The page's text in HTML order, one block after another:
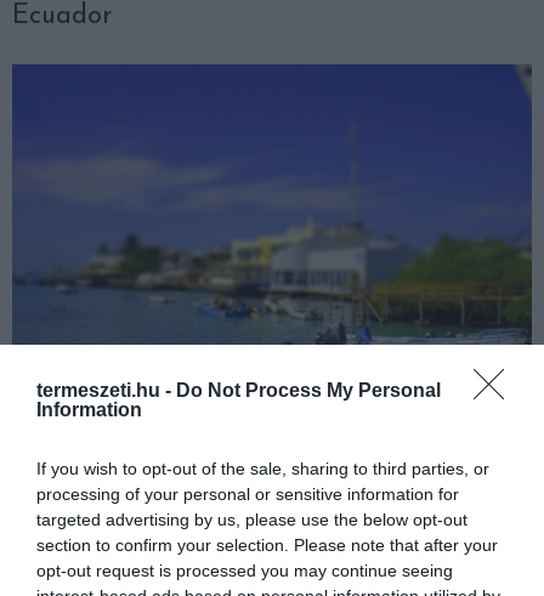
termeszeti.hu - Do Not Process My Personal
Information
If you wish to opt-out of the sale, sharing to third parties, or
processing of your personal or sensitive information for
targeted advertising by us, please use the below opt-out
section to confirm your selection. Please note that after your
opt-out request is processed you may continue seeing
Ecuador